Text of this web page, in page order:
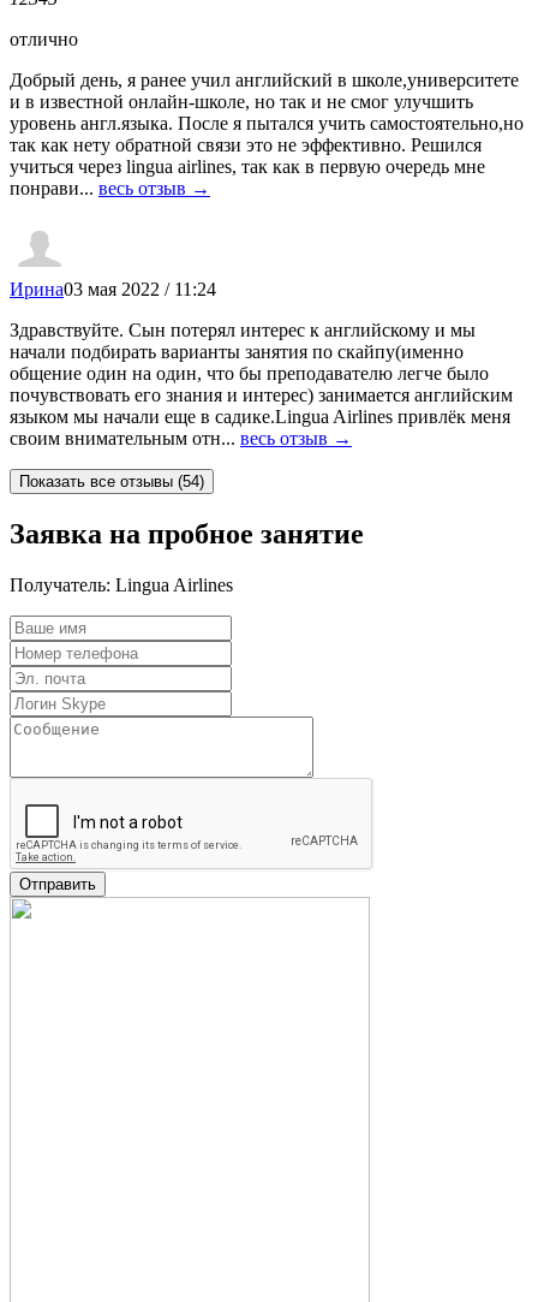
отлично
Добрый день, я ранее учил английский в школе,университете
и в известной онлайн-школе, но так и не смог улучшить
уровень англ.языка. После я пытался учить самостоятельно,но
так как нету обратной связи это не эффективно. Решился
учиться через lingua airlines, так как в первую очередь мне
понрави... весь отзыв →
Ирина03 мая 2022 / 11:24
Здравствуйте. Сын потерял интерес к английскому и мы
начали подбирать варианты занятия по скайпу(именно
общение один на один, что бы преподавателю легче было
почувствовать его знания и интерес) занимается английским
языком мы начали еще в садике.Lingua Airlines привлёк меня
своим внимательным отн... весь отзыв →
Заявка на пробное занятие
Получатель: Lingua Airlines